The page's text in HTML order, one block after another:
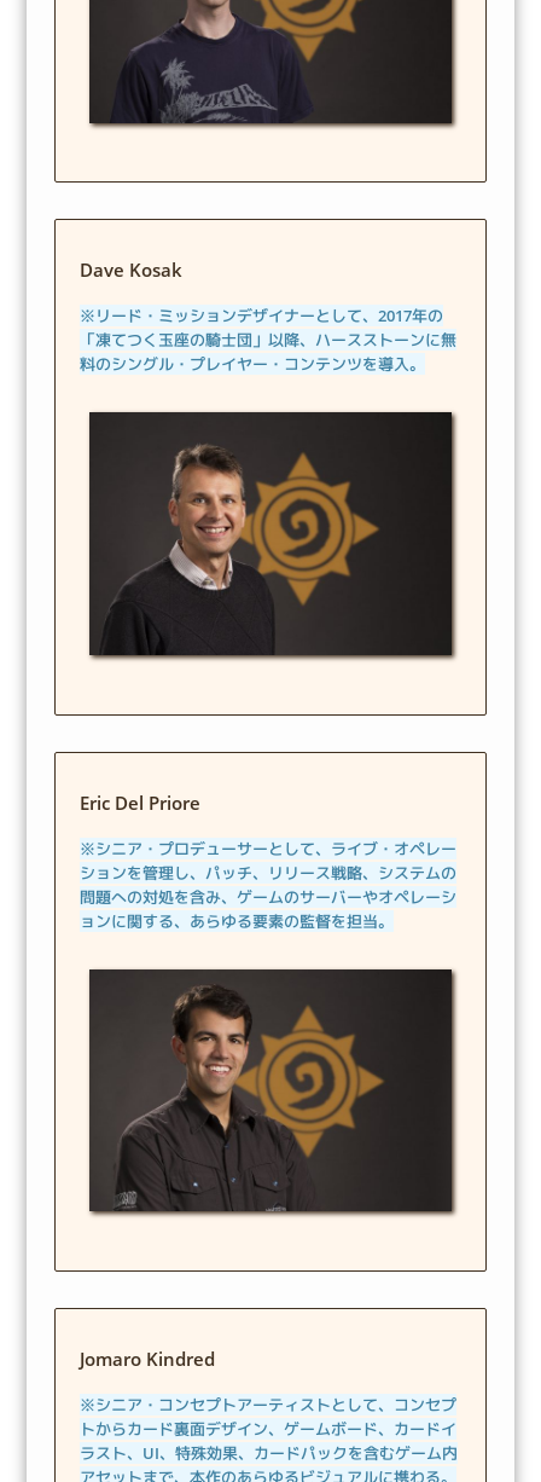
Dave Kosak
※リード・ミッションデザイナーとして、2017年の
「凍てつく玉座の騎士団」以降、ハースストーンに無
料のシングル・プレイヤー・コンテンツを導入。
Eric Del Priore
※シニア・プロデューサーとして、ライブ・オペレー
ションを管理し、パッチ、リリース戦略、システムの
問題への対処を含み、ゲームのサーバーやオペレーシ
ョンに関する、あらゆる要素の監督を担当。
Jomaro Kindred
※シニア・コンセプトアーティストとして、コンセプ
トからカード裏面デザイン、ゲームボード、カードイ
ラスト、UI、特殊効果、カードパックを含むゲーム内
アセットまで、本作のあらゆるビジュアルに携わる。